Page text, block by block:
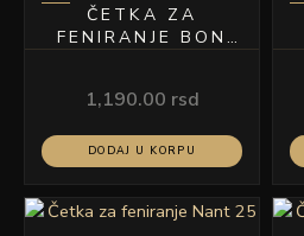
ČETKA ZA
FENIRANJE BON
1,190.00 rsd
DODAJ U KORPU